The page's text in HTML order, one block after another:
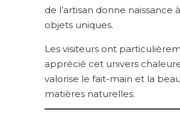
de l’artisan donne naissance
objets uniques.
Les visiteurs ont
apprécié cet univers
valorise le fait-main et la
matières naturelles.